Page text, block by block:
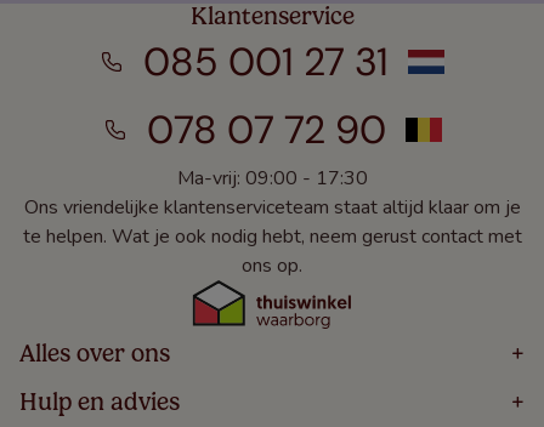
Klantenservice
085 001 27 31
078 07 72 90
Ma-vrij: 09:00 - 17:30
Ons vriendelijke klantenserviceteam staat altijd klaar om je
te helpen. Wat je ook nodig hebt, neem gerust contact met
ons op.
Alles over ons +
Home
Over
Hulp en advies +